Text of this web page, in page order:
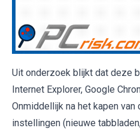
Uit onderzoek blijkt dat deze
Internet Explorer, Google
Onmiddellijk na het kapen
instellingen (nieuwe